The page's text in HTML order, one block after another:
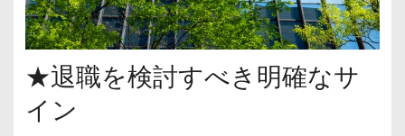
★退職を検討すべき明確なサ
イン